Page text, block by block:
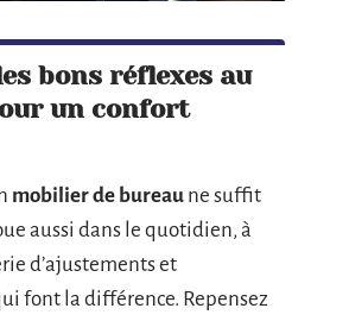
bons réflexes au
un confort
mobilier de bureau ne suffit
aussi dans le quotidien, à
d’ajustements et
font la différence. Repensez